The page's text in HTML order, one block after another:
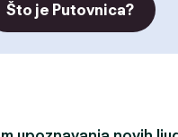
Što je Putovnica?